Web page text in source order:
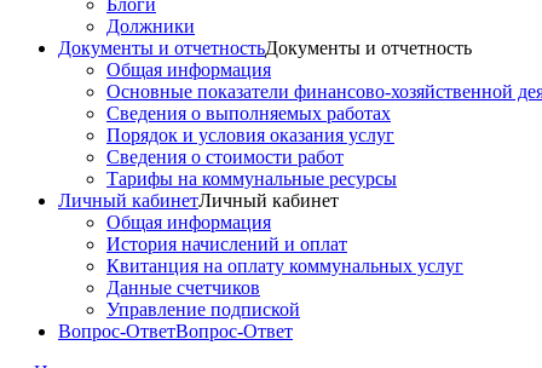
Блоги
Должники
Документы и отчетностьДокументы и отчетность
Общая информация
Основные показатели финансово-хозяйственной
Сведения о выполняемых работах
Порядок и условия оказания услуг
Сведения о стоимости работ
Тарифы на коммунальные ресурсы
Личный кабинетЛичный кабинет
Общая информация
История начислений и оплат
Квитанция на оплату коммунальных услуг
Данные счетчиков
Управление подпиской
Вопрос-ОтветВопрос-Ответ